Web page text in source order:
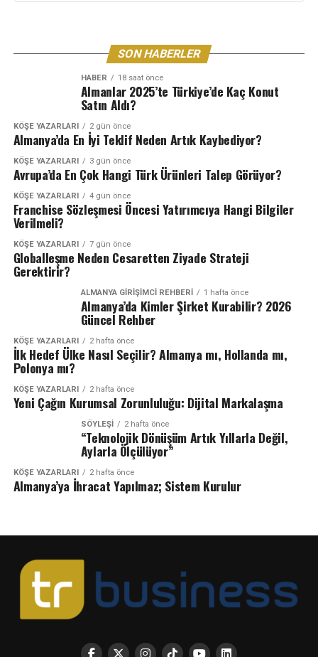
SON HABERLER
HABER 18 saat önce
Almanlar 2025’te Türkiye’de Kaç Konut
Satın Aldı?
KÖŞE YAZARLARI 2 gün önce
Almanya’da En İyi Teklif Neden Artık Kaybediyor?
KÖŞE YAZARLARI 3 gün önce
Avrupa’da En Çok Hangi Türk Ürünleri Talep Görüyor?
KÖŞE YAZARLARI 4 gün önce
Franchise Sözleşmesi Öncesi Yatırımcıya Hangi Bilgiler
Verilmeli?
KÖŞE YAZARLARI 7 gün önce
Globalleşme Neden Cesaretten Ziyade Strateji
Gerektirir?
ALMANYA GIRIŞIMCI REHBERI 1 hafta önce
Almanya’da Kimler Şirket Kurabilir? 2026
Güncel Rehber
KÖŞE YAZARLARI 2 hafta önce
İlk Hedef Ülke Nasıl Seçilir? Almanya mı, Hollanda mı,
Polonya mı?
KÖŞE YAZARLARI 2 hafta önce
Yeni Çağın Kurumsal Zorunluluğu: Dijital Markalaşma
SÖYLEŞİ 2 hafta önce
“Teknolojik Dönüşüm Artık Yıllarla Değil,
Aylarla Ölçülüyor”
KÖŞE YAZARLARI 2 hafta önce
Almanya’ya İhracat Yapılmaz; Sistem Kurulur